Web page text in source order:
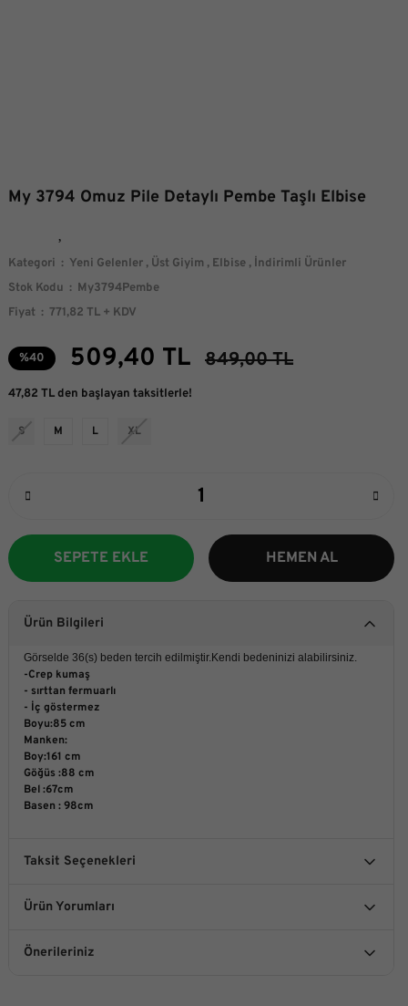
My 3794 Omuz Pile Detaylı Pembe Taşlı Elbise
Kategori Yeni Gelenler , Üst Giyim , Elbise , İndirimli Ürünler
Stok Kodu
My3794Pembe
Fiyat
771,82 TL + KDV
%40 509,40 TL 849,00 TL
47,82 TL den başlayan taksitlerle!
S M L XL
SEPETE EKLE HEMEN AL
Ürün Bilgileri
Görselde 36(s) beden tercih edilmiştir.Kendi bedeninizi alabilirsiniz.
-Crep kumaş
- sırttan fermuarlı
- İç göstermez
Boyu:85 cm
Manken:
Boy:161 cm
Göğüs :88 cm
Bel :67cm
Basen : 98cm
Taksit Seçenekleri
Ürün Yorumları
Önerileriniz